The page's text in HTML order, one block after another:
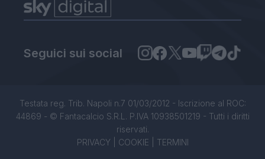
Seguici sui social
Testata reg. Trib. Napoli n.7 01/03/2012 - Iscrizione al ROC:
44869 - © Fantacalcio S.R.L. P.IVA 10938501219 - Tutti i diritti
riservati.
PRIVACY| COOKIE TERMINI